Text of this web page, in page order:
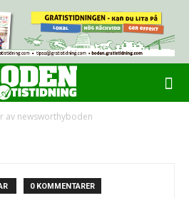
av newsworthyboden
0 KOMMENTARER